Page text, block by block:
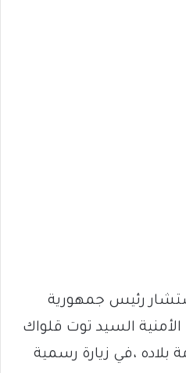
رئيس جمهورية
السيد توت قلواك
،في زيارة رسمية